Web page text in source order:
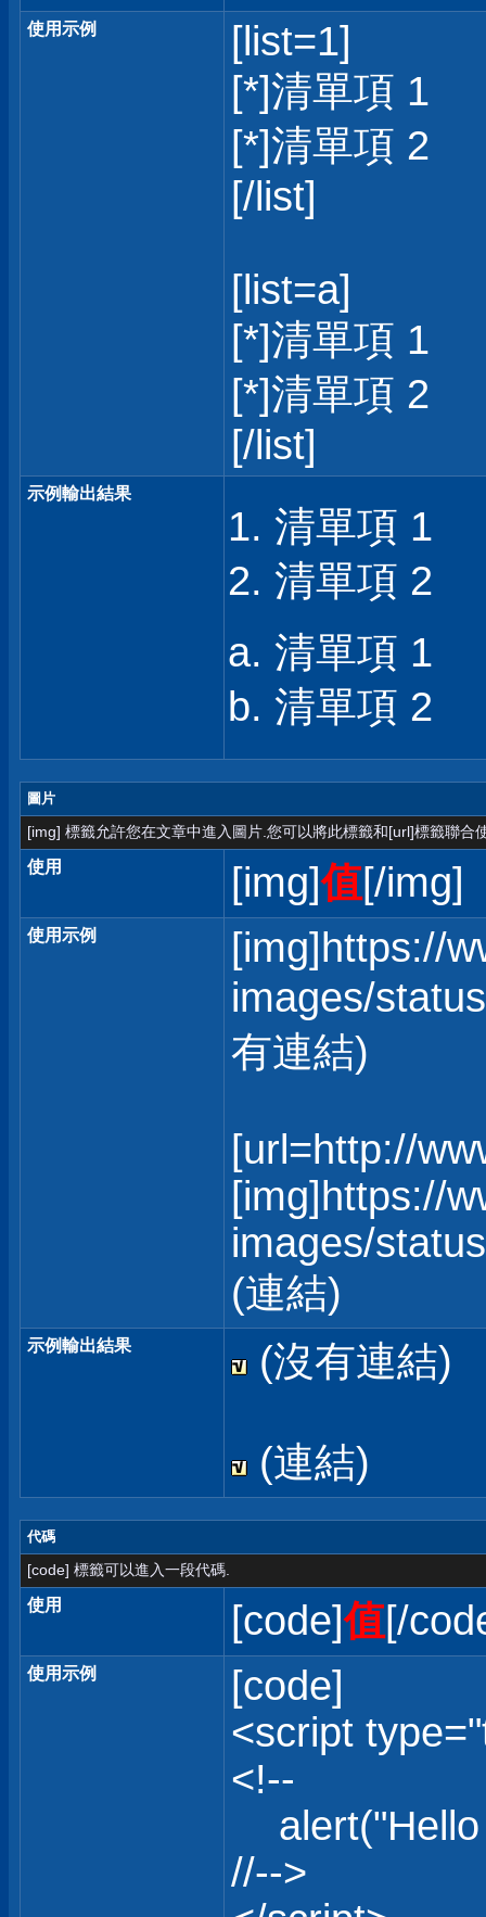
使用示例
[list=1]
[*]清單項 1
[*]清單項 2
[/list]
[list=a]
[*]清單項 1
[*]清單項 2
[/list]
示例輸出結果
清單項 1
清單項 2
清單項 1
清單項 2
圖片
[img] 標籤允許您在文章中進入圖片.您可以將此標籤和[url]標籤聯合
使用 [img]值[/img]
使用示例
[img]https://
images/
有連結)
[url=http://
[img]https://
images/
(連結)
示例輸出結果 (沒有連結)
(連結)
代碼
[code] 標籤可以進入一段代碼.
使用 [code]值[/
使用示例
[code]
<script
<!--
alert("Hello
//-->